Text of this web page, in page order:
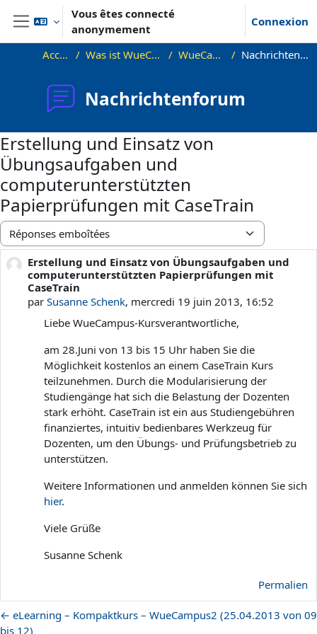
Passer au contenu principal
Panneau latéral
Vous êtes connecté
anonymement
Connexion
Accueil Was ist WueCampus WueCampus Nachrichtenforum
Nachrichtenforum
Erstellung und Einsatz von
Übungsaufgaben und
computerunterstützten
Papierprüfungen mit CaseTrain
Type d’affichage
Erstellung und Einsatz von Übungsaufgaben und
computerunterstützten Papierprüfungen mit
CaseTrain
parSusanne Schenk, mercredi 19 juin 2013, 16:52
Nombre de réponses : 0
Liebe WueCampus-Kursverantwortliche,
am 28.Juni von 13 bis 15 Uhr haben Sie die
Möglichkeit kostenlos an einem CaseTrain Kurs
teilzunehmen. Durch die Modularisierung der
Studiengänge hat sich die Belastung der Dozenten
stark erhöht. CaseTrain ist ein aus Studiengebühren
finanziertes, intuitiv bedienbares Werkzeug für
Dozenten, um den Übungs- und Prüfungsbetrieb zu
unterstützen.
Weitere Informationen und anmelden können Sie sich
hier.
Viele Grüße
Susanne Schenk
Permalien
← eLearning – Kompaktkurs – WueCampus2 (25.04.2013 von 09
bis 12)